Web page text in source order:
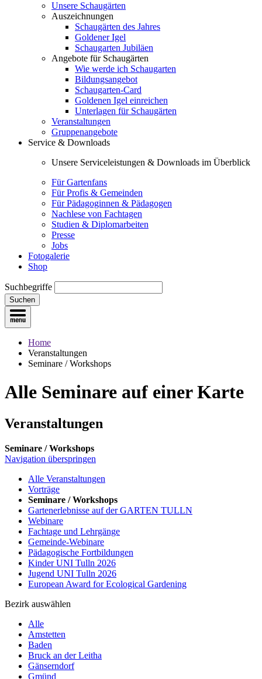
Unsere Schaugärten
Auszeichnungen
Schaugärten des Jahres
Goldener Igel
Schaugarten Jubiläen
Angebote für Schaugärten
Wie werde ich Schaugarten
Bildungsangebot
Schaugarten-Card
Goldenen Igel einreichen
Unterlagen für Schaugärten
Veranstaltungen
Gruppenangebote
Service & Downloads
Unsere Serviceleistungen & Downloads im Überblick
Für Gartenfans
Für Profis & Gemeinden
Für Pädagoginnen & Pädagogen
Nachlese von Fachtagen
Studien & Diplomarbeiten
Presse
Jobs
Fotogalerie
Shop
Suchbegriffe
Suchen
Home
Veranstaltungen
Seminare / Workshops
Alle Seminare auf einer Karte
Veranstaltungen
Seminare / Workshops
Navigation überspringen
Alle Veranstaltungen
Vorträge
Seminare / Workshops
Gartenerlebnisse auf der GARTEN TULLN
Webinare
Fachtage und Lehrgänge
Gemeinde-Webinare
Pädagogische Fortbildungen
Kinder UNI Tulln 2026
Jugend UNI Tulln 2026
European Award for Ecological Gardening
Bezirk auswählen
Alle
Amstetten
Baden
Bruck an der Leitha
Gänserndorf
Gmünd